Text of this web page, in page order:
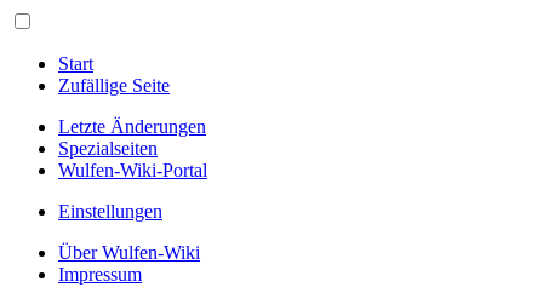
Start
Zufällige Seite
Letzte Änderungen
Spezialseiten
Wulfen-Wiki-Portal
Einstellungen
Über Wulfen-Wiki
Impressum